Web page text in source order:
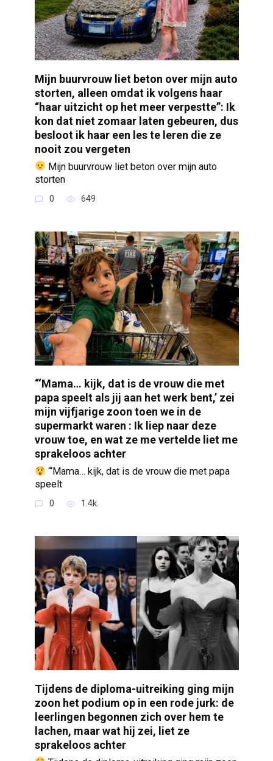
Mijn buurvrouw liet beton over mijn auto
storten, alleen omdat ik volgens haar
“haar uitzicht op het meer verpestte”: Ik
kon dat niet zomaar laten gebeuren, dus
besloot ik haar een les te leren die ze
nooit zou vergeten
Mijn buurvrouw liet beton over mijn auto
storten
0 649
“‘Mama… kijk, dat is de vrouw die met
papa speelt als jij aan het werk bent,’ zei
mijn vijfjarige zoon toen we in de
supermarkt waren : Ik liep naar deze
vrouw toe, en wat ze me vertelde liet me
sprakeloos achter
“‘Mama… kijk, dat is de vrouw die met papa
speelt
0 1.4k.
Tijdens de diploma-uitreiking ging mijn
zoon het podium op in een rode jurk: de
leerlingen begonnen zich over hem te
lachen, maar wat hij zei, liet ze
sprakeloos achter